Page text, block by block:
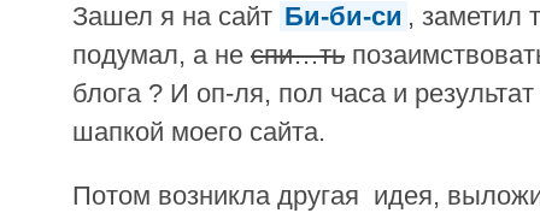
Зашел я на сайт Би-би-си , заметил
подумал, а не спи…ть
блога ? И оп-ля, пол часа и
шапкой моего сайта.
Потом возникла другая идея,